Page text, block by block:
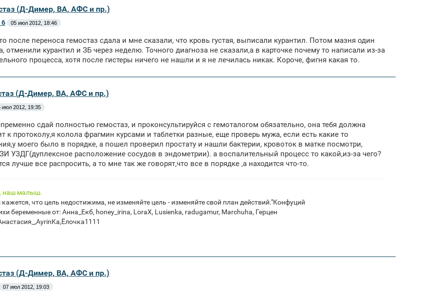
(Д-Димер, ВА, АФС и пр.)
6 05 июл 2012, 18:46
после переноса гемостаз сдала и мне сказали, что кровь густая, выписали курантил. Потом мазня один
отменили курантил и ЗБ через неделю. Точного диагноза не сказали,а в карточке почему то написали из-за
процесса, хотя после гистеры ничего не нашли и я не лечилась никак. Короче, фигня какая то.
(Д-Димер, ВА, АФС и пр.)
июл 2012, 19:35
сдай полностью гемостаз, и проконсультируйся с гемоталогом обязательно, она тебя должна
к протоколу,я колола фрагмин курсами и таблетки разные, еще проверь мужа, если есть какие то
моего было в порядке, а пошел проверил простату и нашли бактерии, кровоток в матке посмотри,
УЗДГ(дуплексное расположение сосудов в эндометрии). а воспалительный процесс то какой,из-за чего?
лучше все распросить, а то мне так же говорят,что все в порядке ,а находится что-то.
наш малыш.
что цель недостижима, не изменяйте цель - изменяйте свой план действий."Конфуций
беременные от: Анна_Екб, honey_irina, LoraX, Lusienka, radugamur, Marchuha, Герцен
(Д-Димер, ВА, АФС и пр.)
07 июл 2012, 19:03